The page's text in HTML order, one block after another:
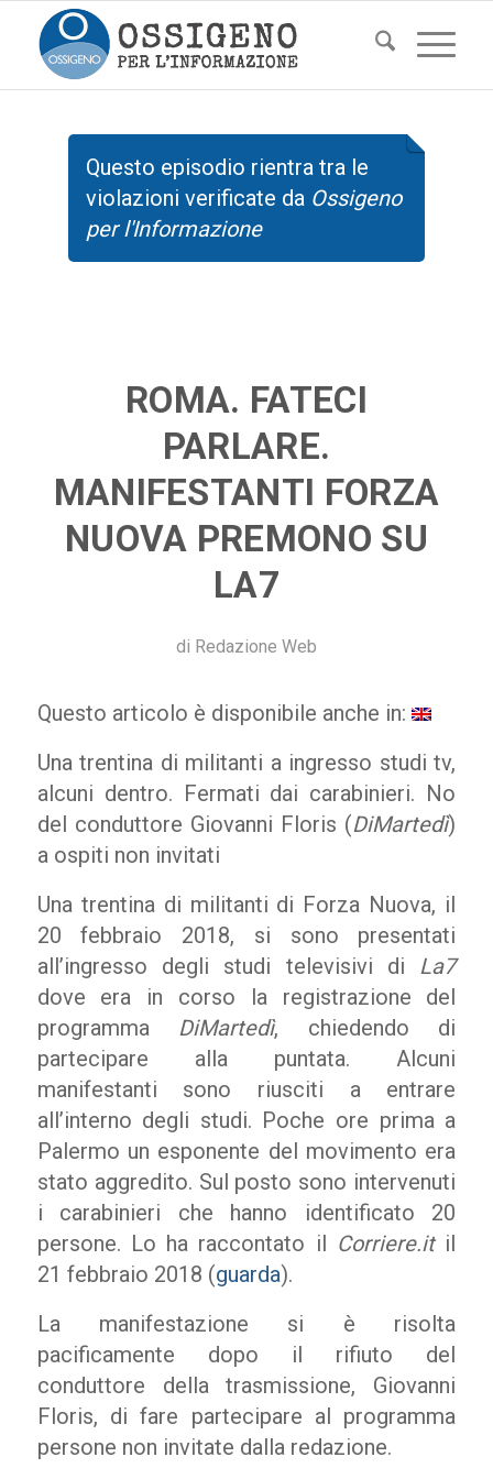
Questo episodio rientra tra le
violazioni verificate da Ossigeno
per l'Informazione
ROMA. FATECI
PARLARE.
MANIFESTANTI FORZA
NUOVA PREMONO SU
LA7
di Redazione Web
Questo articolo è disponibile anche in:
Una trentina di militanti a ingresso studi tv,
alcuni dentro. Fermati dai carabinieri. No
del conduttore Giovanni Floris (DiMartedì)
a ospiti non invitati
Una trentina di militanti di Forza Nuova, il
20 febbraio 2018, si sono presentati
all’ingresso degli studi televisivi di La7
dove era in corso la registrazione del
programma DiMartedì, chiedendo di
partecipare alla puntata. Alcuni
manifestanti sono riusciti a entrare
all’interno degli studi. Poche ore prima a
Palermo un esponente del movimento era
stato aggredito. Sul posto sono intervenuti
i carabinieri che hanno identificato 20
persone. Lo ha raccontato il Corriere.itil
21 febbraio 2018 (guarda).
La manifestazione si è risolta
pacificamente dopo il rifiuto del
conduttore della trasmissione, Giovanni
Floris, di fare partecipare al programma
persone non invitate dalla redazione.